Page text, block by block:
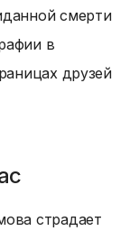
смерти
в
друзей
страдает